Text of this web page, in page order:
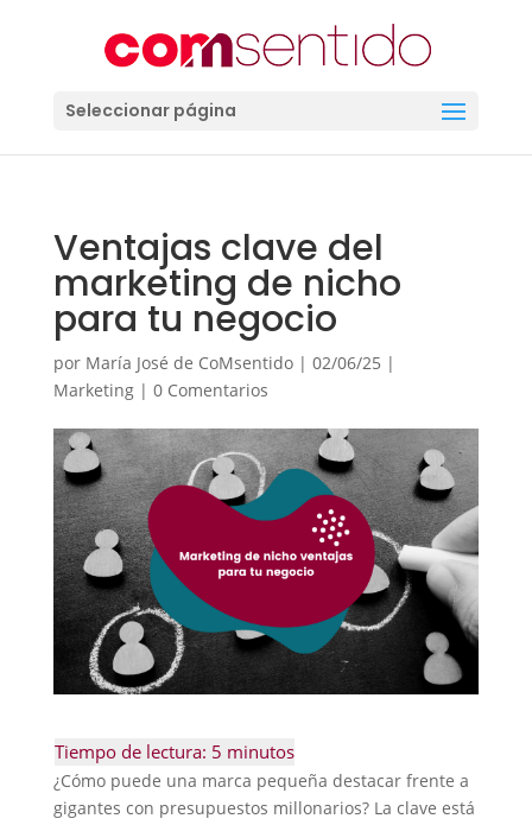
Seleccionar página
Ventajas clave del
marketing de nicho
para tu negocio
por María José de CoMsentido| 02/06/25 |
Marketing| 0 Comentarios
¿Cómo puede una marca pequeña destacar frente a
gigantes con presupuestos millonarios?La clave está